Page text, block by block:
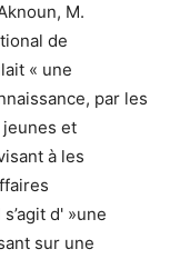
M.
de
« une
par les
jeunes et
à les
d' »une
sur une